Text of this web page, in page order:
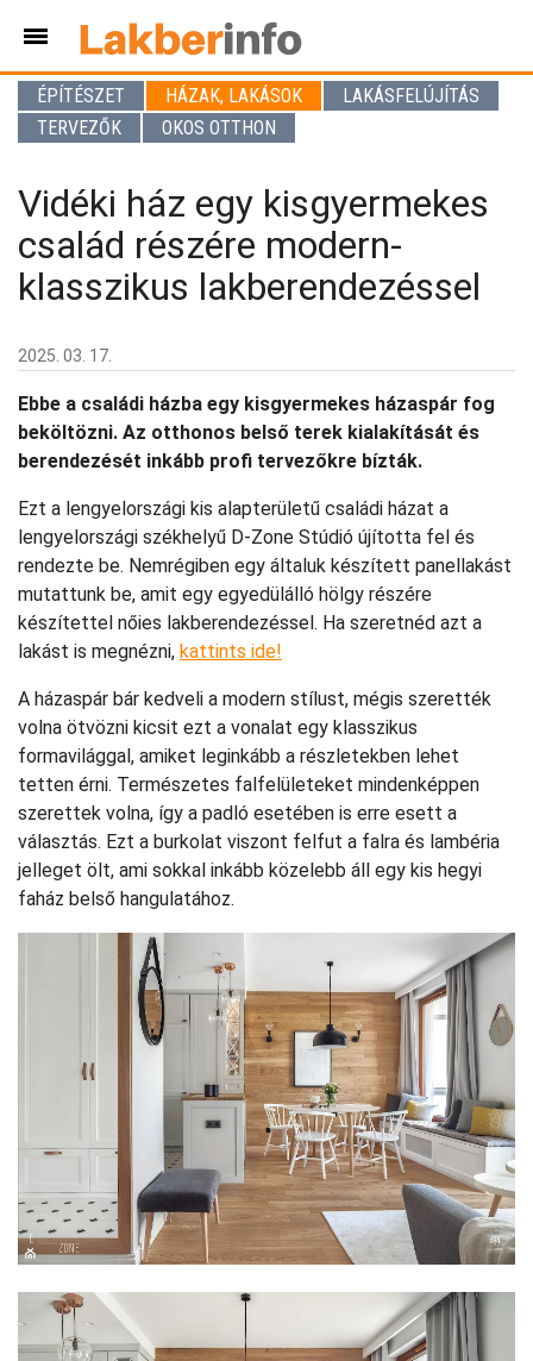
ÉPÍTÉSZET HÁZAK, LAKÁSOK
LAKÁSFELÚJÍTÁS
TERVEZŐK
OKOS OTTHON
Vidéki ház egy kisgyermekes
család részére modern-
klasszikus lakberendezéssel
2025. 03. 17.
Ebbe a családi házba egy kisgyermekes házaspár fog
beköltözni. Az otthonos belső terek kialakítását és
berendezését inkább profi tervezőkre bízták.
Ezt a lengyelországi kis alapterületű családi házat a
lengyelországi székhelyű D-Zone Stúdió újította fel és
rendezte be. Nemrégiben egy általuk készített panellakást
mutattunk be, amit egy egyedülálló hölgy részére
készítettel nőies lakberendezéssel. Ha szeretnéd azt a
lakást is megnézni, kattints ide!
A házaspár bár kedveli a modern stílust, mégis szerették
volna ötvözni kicsit ezt a vonalat egy klasszikus
formavilággal, amiket leginkább a részletekben lehet
tetten érni. Természetes falfelületeket mindenképpen
szerettek volna, így a padló esetében is erre esett a
választás. Ezt a burkolat viszont felfut a falra és lambéria
jelleget ölt, ami sokkal inkább közelebb áll egy kis hegyi
faház belső hangulatához.